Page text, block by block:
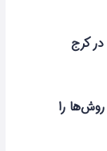
کرج
روش‌ها را